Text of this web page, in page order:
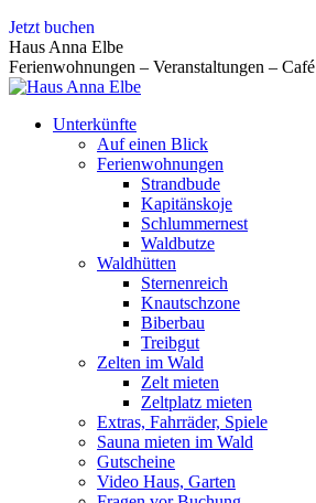
Zum
Inhalt
springen
Jetzt buchen
Haus Anna Elbe
Ferienwohnungen – Veranstaltungen – Café
Unterkünfte
Auf einen Blick
Ferienwohnungen
Strandbude
Kapitänskoje
Schlummernest
Waldbutze
Waldhütten
Sternenreich
Knautschzone
Biberbau
Treibgut
Zelten im Wald
Zelt mieten
Zeltplatz mieten
Extras, Fahrräder, Spiele
Sauna mieten im Wald
Gutscheine
Video Haus, Garten